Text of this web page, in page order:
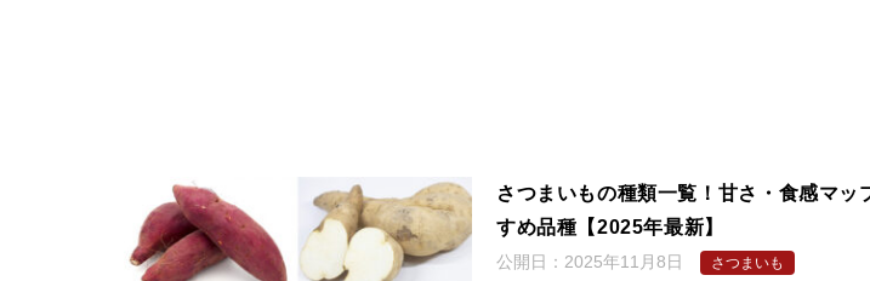
さつまいもの種類一覧！甘さ・食感マッ
すめ品種【2025年最新】
公開日： 2025年11月8日 さつまいも